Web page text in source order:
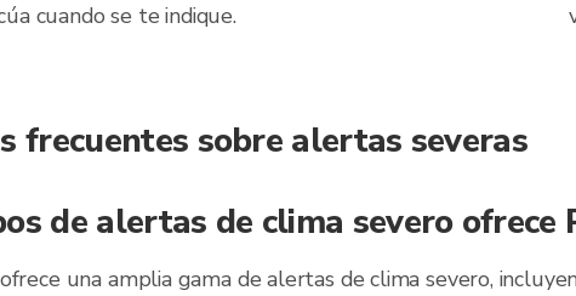
cuando se te indique.
frecuentes sobre alertas severas
de alertas de clima severo ofrece
una amplia gama de alertas de clima severo,